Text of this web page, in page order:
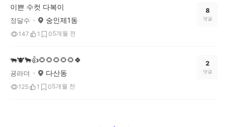
이쁜 수컷 다복이
정달수 숭인제1동
147 1 05개월 전
8
댓글
🐃🐮🐂👍🌻🌻🌻🌻🌻🍀
굥라더 다산동
125 1 05개월 전
2
댓글